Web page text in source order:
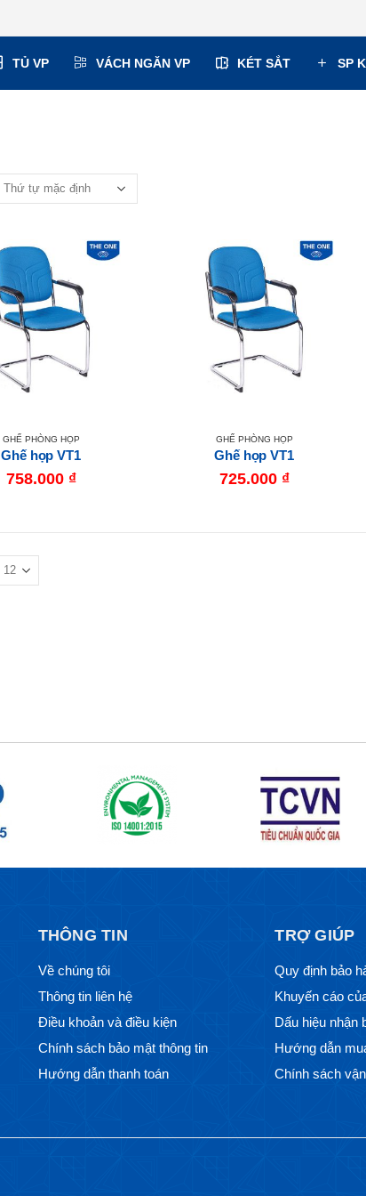
TỦ VP VÁCH NGĂN VP KÉT SẮT SP
GHẾ PHÒNG HỌP
Ghế họp VT1
758.000 ₫
GHẾ PHÒNG HỌP
Ghế họp VT1
725.000 ₫
THÔNG TIN
Về chúng tôi
Thông tin liên hệ
Điều khoản và điều kiện
Chính sách bảo mật thông tin
Hướng dẫn thanh toán
TRỢ GIÚP
Quy định bảo
Khuyến cáo
Dấu hiệu nhận
Hướng dẫn
Chính sách